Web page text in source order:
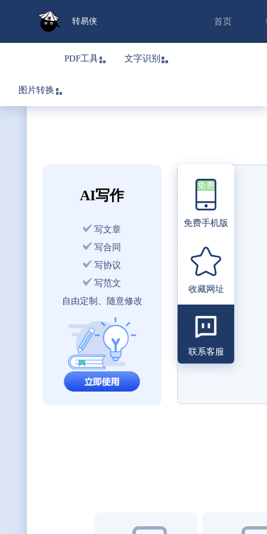
转易侠 首页
PDF工具 文字识别
图片转换
AI写作
写文章
写合同
写协议
写范文
自由定制、随意修改
免费手机版
收藏网址
联系客服